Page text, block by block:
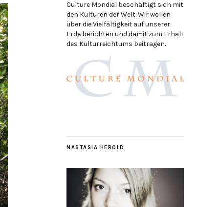
Culture Mondial beschäftigt sich mit
den Kulturen der Welt. Wir wollen
über die Vielfältigkeit auf unserer
Erde berichten und damit zum Erhalt
des Kulturreichtums beitragen.
NASTASIA HEROLD